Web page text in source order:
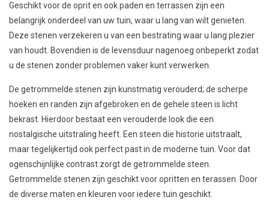
Geschikt voor de oprit en ook paden en terrassen zijn een
belangrijk onderdeel van uw tuin, waar u lang van wilt genieten.
Deze stenen verzekeren u van een bestrating waar u lang plezier
van houdt. Bovendien is de levensduur nagenoeg onbeperkt zodat
u de stenen zonder problemen vaker kunt verwerken.
De getrommelde stenen zijn kunstmatig verouderd; de scherpe
hoeken en randen zijn afgebroken en de gehele steen is licht
bekrast. Hierdoor bestaat een verouderde look die een
nostalgische uitstraling heeft. Een steen die historie uitstraalt,
maar tegelijkertijd ook perfect past in de moderne tuin. Voor dat
ogenschijnlijke contrast zorgt de getrommelde steen.
Getrommelde stenen zijn geschikt voor opritten en terassen. Door
de diverse maten en kleuren voor iedere tuin geschikt.